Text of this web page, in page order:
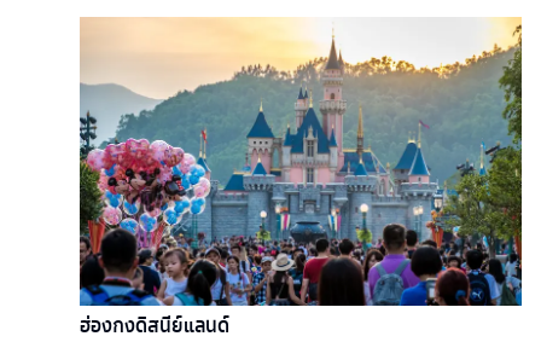
ฮ่องกงดิสนีย์แลนด์